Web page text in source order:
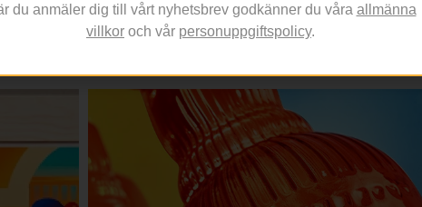
att arbeta mer med pairing, mindre serveringskoncept och
enklare sätt att skapa restaurangkänsla hemma utan att det
du anmäler dig till vårt nyhetsbrev godkänner du våra allmänna
villkor och vår personuppgiftspolicy.